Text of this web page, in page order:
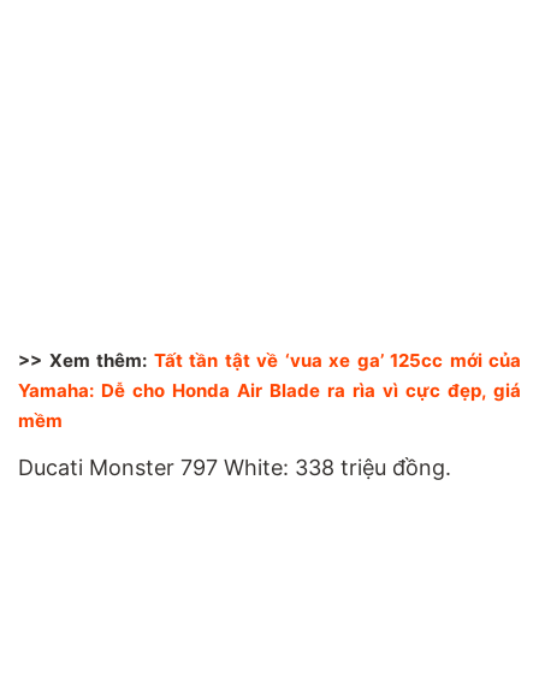
>> Xem thêm: Tất tần tật về ‘vua xe ga’ 125cc mới của
Yamaha: Dễ cho Honda Air Blade ra rìa vì cực đẹp, giá
mềm
Ducati Monster 797 White: 338 triệu đồng.